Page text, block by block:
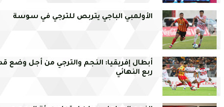
الأولمبي الباجي يتربص للترجي في سوسة
أبطال إفريقيا: النجم والترجي من أجل وضع
ربع النهائي